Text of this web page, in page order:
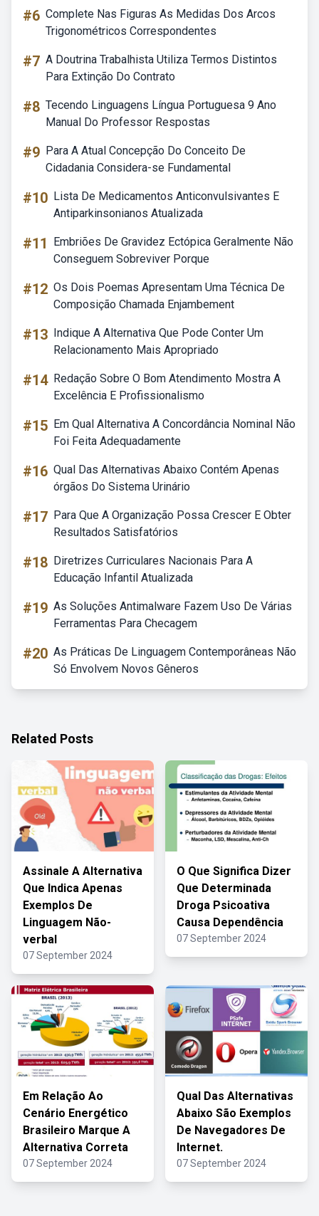
#6 Complete Nas Figuras As Medidas Dos Arcos
Trigonométricos Correspondentes
#7 A Doutrina Trabalhista Utiliza Termos Distintos
Para Extinção Do Contrato
#8 Tecendo Linguagens Língua Portuguesa 9 Ano
Manual Do Professor Respostas
#9 Para A Atual Concepção Do Conceito De
Cidadania Considera-se Fundamental
#10 Lista De Medicamentos Anticonvulsivantes E
Antiparkinsonianos Atualizada
#11
Embriões De Gravidez Ectópica Geralmente Não
Conseguem Sobreviver Porque
#12 Os Dois Poemas Apresentam Uma Técnica De
Composição Chamada Enjambement
#13 Indique A Alternativa Que Pode Conter Um
Relacionamento Mais Apropriado
#14 Redação Sobre O Bom Atendimento Mostra A
Excelência E Profissionalismo
#15 Em Qual Alternativa A Concordância Nominal Não
Foi Feita Adequadamente
#16 Qual Das Alternativas Abaixo Contém Apenas
órgãos Do Sistema Urinário
#17 Para Que A Organização Possa Crescer E Obter
Resultados Satisfatórios
#18 Diretrizes Curriculares Nacionais Para A
Educação Infantil Atualizada
#19 As Soluções Antimalware Fazem Uso De Várias
Ferramentas Para Checagem
#20 As Práticas De Linguagem Contemporâneas Não
Só Envolvem Novos Gêneros
Related Posts
Assinale A Alternativa
Que Indica Apenas
Exemplos De
Linguagem Não-
verbal
07 September 2024
O Que Significa Dizer
Que Determinada
Droga Psicoativa
Causa Dependência
07 September 2024
Em Relação Ao
Cenário Energético
Brasileiro Marque A
Alternativa Correta
07 September 2024
Qual Das Alternativas
Abaixo São Exemplos
De Navegadores De
Internet.
07 September 2024